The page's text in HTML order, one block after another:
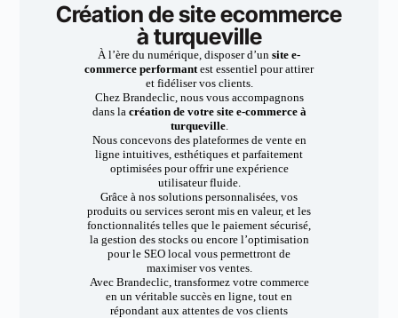
Création de site ecommerce
à turqueville
À l’ère du numérique, disposer d’un site e-
commerce performantest essentiel pour attirer
et fidéliser vos clients.
Chez Brandeclic, nous vous accompagnons
dans la création de votre site e-commerce à
turqueville.
Nous concevons des plateformes de vente en
ligne intuitives, esthétiques et parfaitement
optimisées pour offrir une expérience
utilisateur fluide.
Grâce à nos solutions personnalisées, vos
produits ou services seront mis en valeur, et les
fonctionnalités telles que le paiement sécurisé,
la gestion des stocks ou encore l’optimisation
pour le SEO local vous permettront de
maximiser vos ventes.
Avec Brandeclic, transformez votre commerce
en un véritable succès en ligne, tout en
répondant aux attentes de vos clients